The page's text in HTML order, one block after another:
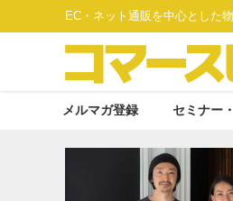
EC・ネット通販を中心とした
メルマガ登録 セミナー